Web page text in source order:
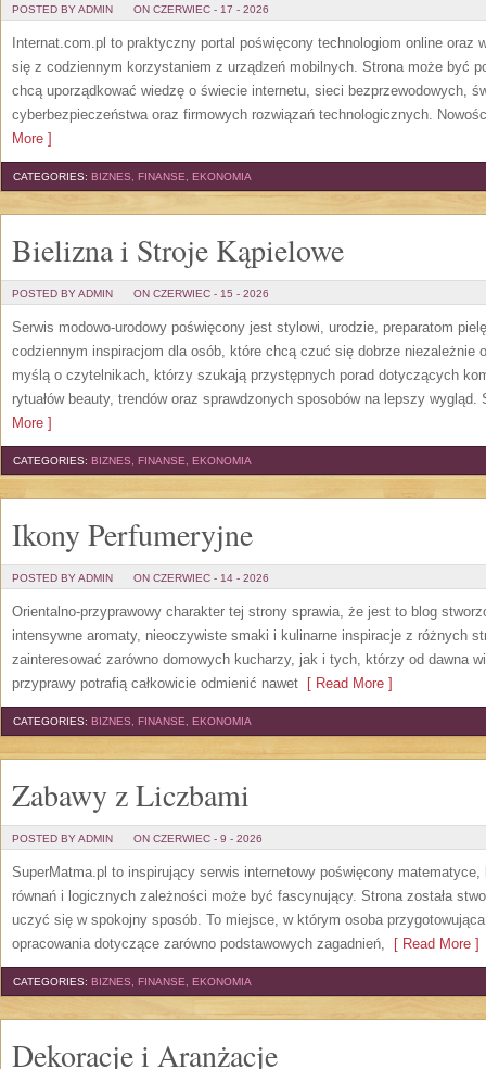
POSTED BY ADMIN ON CZERWIEC - 17 - 2026
Internat.com.pl to praktyczny portal poświęcony technologiom online oraz
się z codziennym korzystaniem z urządzeń mobilnych. Strona może być
chcą uporządkować wiedzę o świecie internetu, sieci bezprzewodowych,
cyberbezpieczeństwa oraz firmowych rozwiązań technologicznych.
More ]
CATEGORIES: BIZNES, FINANSE, EKONOMIA
Bielizna i Stroje Kąpielowe
POSTED BY ADMIN ON CZERWIEC - 15 - 2026
Serwis modowo-urodowy poświęcony jest stylowi, urodzie, preparatom
codziennym inspiracjom dla osób, które chcą czuć się dobrze niezależnie
myślą o czytelnikach, którzy szukają przystępnych porad dotyczących
rytuałów beauty, trendów oraz sprawdzonych sposobów na lepszy wygląd.
More ]
CATEGORIES: BIZNES, FINANSE, EKONOMIA
Ikony Perfumeryjne
POSTED BY ADMIN ON CZERWIEC - 14 - 2026
Orientalno-przyprawowy charakter tej strony sprawia, że jest to blog
intensywne aromaty, nieoczywiste smaki i kulinarne inspiracje z różnych
zainteresować zarówno domowych kucharzy, jak i tych, którzy od dawna
przyprawy potrafią całkowicie odmienić nawet [ Read More ]
CATEGORIES: BIZNES, FINANSE, EKONOMIA
Zabawy z Liczbami
POSTED BY ADMIN ON CZERWIEC - 9 - 2026
SuperMatma.pl to inspirujący serwis internetowy poświęcony
równań i logicznych zależności może być fascynujący. Strona została
uczyć się w spokojny sposób. To miejsce, w którym osoba
opracowania dotyczące zarówno podstawowych zagadnień, [ Read More ]
CATEGORIES: BIZNES, FINANSE, EKONOMIA
Dekoracje i Aranżacje